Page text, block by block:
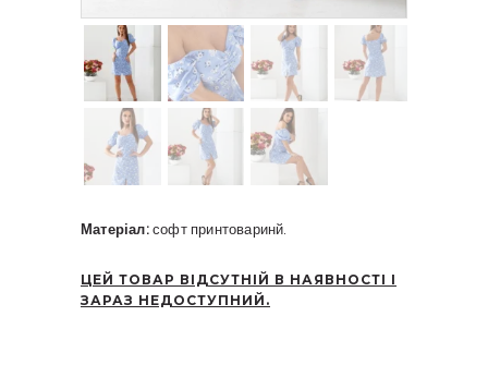
Матеріал:софт принтоваринй.
ЦЕЙ ТОВАР ВІДСУТНІЙ В НАЯВНОСТІ І
ЗАРАЗ НЕДОСТУПНИЙ.